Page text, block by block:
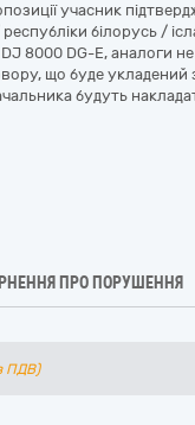
учасник
білорусь /
8000 DG-E, аналоги
що буде
будуть
ПРО ПОРУШЕННЯ
ПДВ)